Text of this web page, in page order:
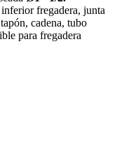
fregadera, junta
cadena, tubo
para fregadera